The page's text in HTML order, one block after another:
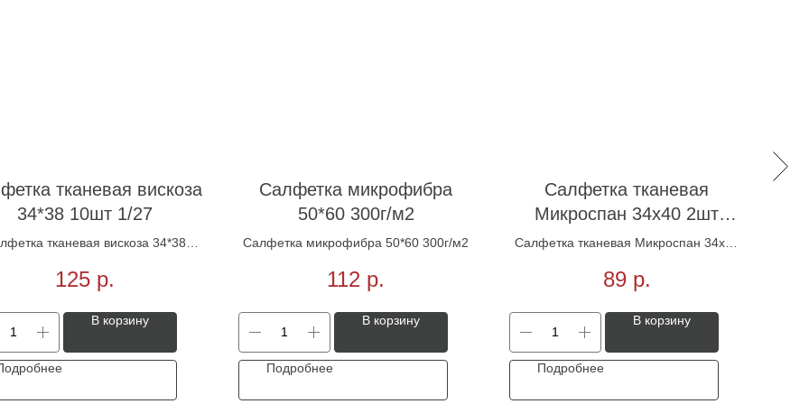
тканевая вискоза
34*38 10шт 1/27
тканевая вискоза 34*38
125 р.
В корзину
Салфетка микрофибра
50*60 300г/м2
Салфетка микрофибра 50*60 300г/м2
112 р.
В корзину
Подробнее
Салфетка тканевая
Микроспан 34х40 2шт
желтая
Салфетка тканевая Микроспан 34х40
89 р.
В корзину
Подробнее